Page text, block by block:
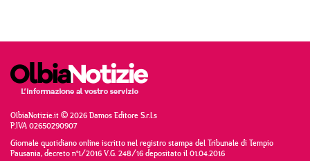
OlbiaNotizie.it © 2026 Damos Editore S.r.l.s
P.IVA 02650290907
Giornale quotidiano online iscritto nel registro stampa del Tribunale di Tempio
Pausania, decreto n°1/2016 V.G. 248/16 depositato il 01.04.2016